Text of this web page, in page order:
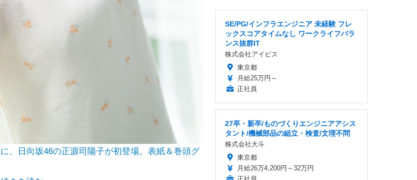
、日向坂46の正源司陽子が初登場。表紙＆巻頭グ
SE/PG/インフラエンジニア 未経験 フレ
ックスコアタイムなし ワークライフバラ
ンス抜群IT
株式会社アイビス
東京都
月給25万円～
正社員
27卒・新卒/ものづくりエンジニアアシス
タント/機械部品の組立・検査/文理不問
株式会社大斗
東京都
月給26万4,200円～32万円